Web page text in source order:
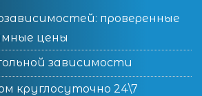
проверенные
цены
зависимости
круглосуточно 24\7